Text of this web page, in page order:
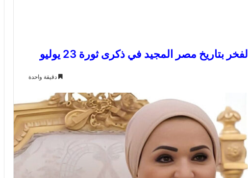
مصر المجيد في ذكرى ثورة 23 يوليو
دقيقة واحدة